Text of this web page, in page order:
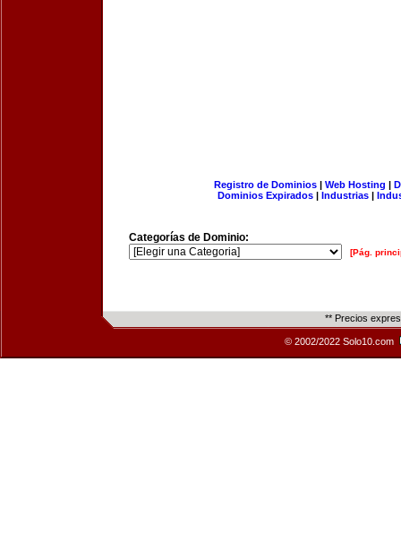
Registro de Dominios| Web Hosting |
Dominios Expirados | Industrias |
Categorías de Dominio:
[Pág.
** Precios
© 2002/2022 Solo10.com